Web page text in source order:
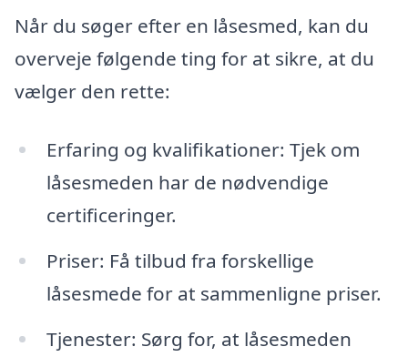
Når du søger efter en låsesmed, kan du
overveje følgende ting for at sikre, at du
vælger den rette:
Erfaring og kvalifikationer: Tjek om
låsesmeden har de nødvendige
certificeringer.
Priser: Få tilbud fra forskellige
låsesmede for at sammenligne priser.
Tjenester: Sørg for, at låsesmeden